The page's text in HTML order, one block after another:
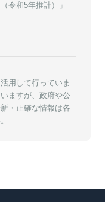
令和5年推計）」
用して行っていま
ますが、政府や公
・正確な情報は各